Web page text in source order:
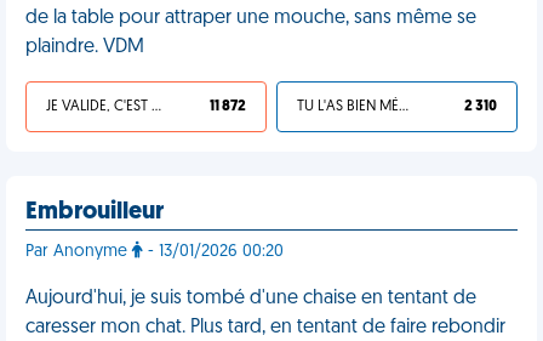
de la table pour attraper une mouche, sans même se
plaindre. VDM
JE VALIDE, C'EST UNE VDM 11 872 TU L'AS BIEN MÉRITÉ 2 310
Embrouilleur
Par Anonyme - 13/01/2026 00:20
Aujourd'hui, je suis tombé d'une chaise en tentant de
caresser mon chat. Plus tard, en tentant de faire rebondir